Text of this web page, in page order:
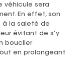
véhicule sera
En effet, son
à la saleté de
évitant de s’y
bouclier
en prolongeant